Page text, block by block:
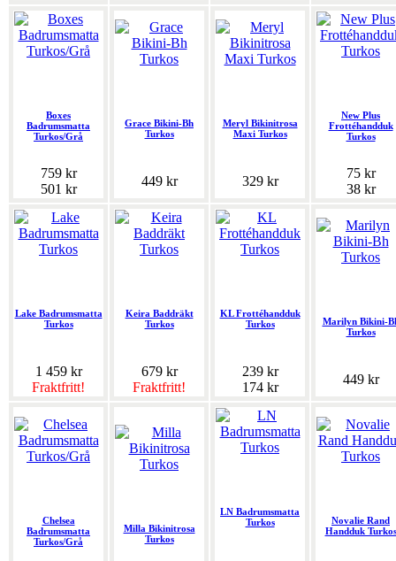
Boxes
Badrumsmatta
Turkos/Grå
759 kr
501 kr
Grace Bikini-Bh
Turkos
449 kr
Meryl Bikinitrosa
Maxi Turkos
329 kr
New Plus
Frottéhandduk
Turkos
75 kr
38 kr
Lake Badrumsmatta
Turkos
1 459 kr
Fraktfritt!
Keira Baddräkt
Turkos
679 kr
Fraktfritt!
KL Frottéhandduk
Turkos
239 kr
174 kr
Marilyn Bikini-
Turkos
449 kr
Chelsea
Badrumsmatta
Turkos/Grå
Milla Bikinitrosa
Turkos
LN Badrumsmatta
Turkos
Novalie Rand
Handduk Turkos